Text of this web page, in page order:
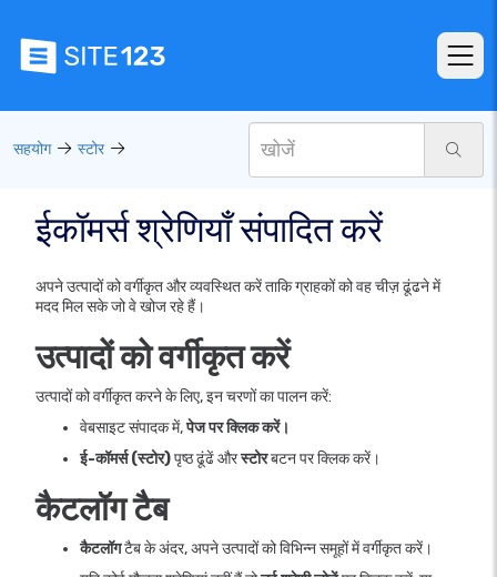
सहयोग स्टोर
ईकॉमर्स श्रेणियाँ संपादित करें
अपने उत्पादों को वर्गीकृत और व्यवस्थित करें ताकि ग्राहकों को वह चीज़ ढूंढने में
मदद मिल सके जो वे खोज रहे हैं।
उत्पादों को वर्गीकृत करें
उत्पादों को वर्गीकृत करने के लिए, इन चरणों का पालन करें:
वेबसाइट संपादक में,पेज पर क्लिक करें।
ई-कॉमर्स (स्टोर)पृष्ठ ढूंढें औरस्टोरबटन पर क्लिक करें।
कैटलॉग टैब
कैटलॉगटैब के अंदर, अपने उत्पादों को विभिन्न समूहों में वर्गीकृत करें।